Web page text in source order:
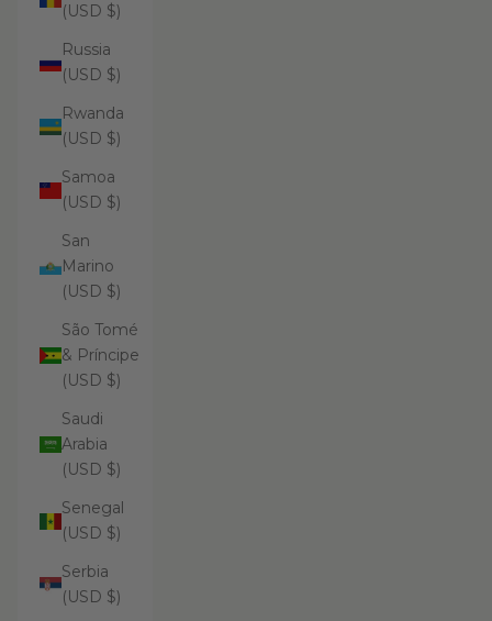
(USD $)
Russia
(USD $)
Rwanda
(USD $)
Samoa
(USD $)
San
Marino
(USD $)
São Tomé
& Príncipe
(USD $)
Saudi
Arabia
(USD $)
Senegal
(USD $)
Serbia
(USD $)